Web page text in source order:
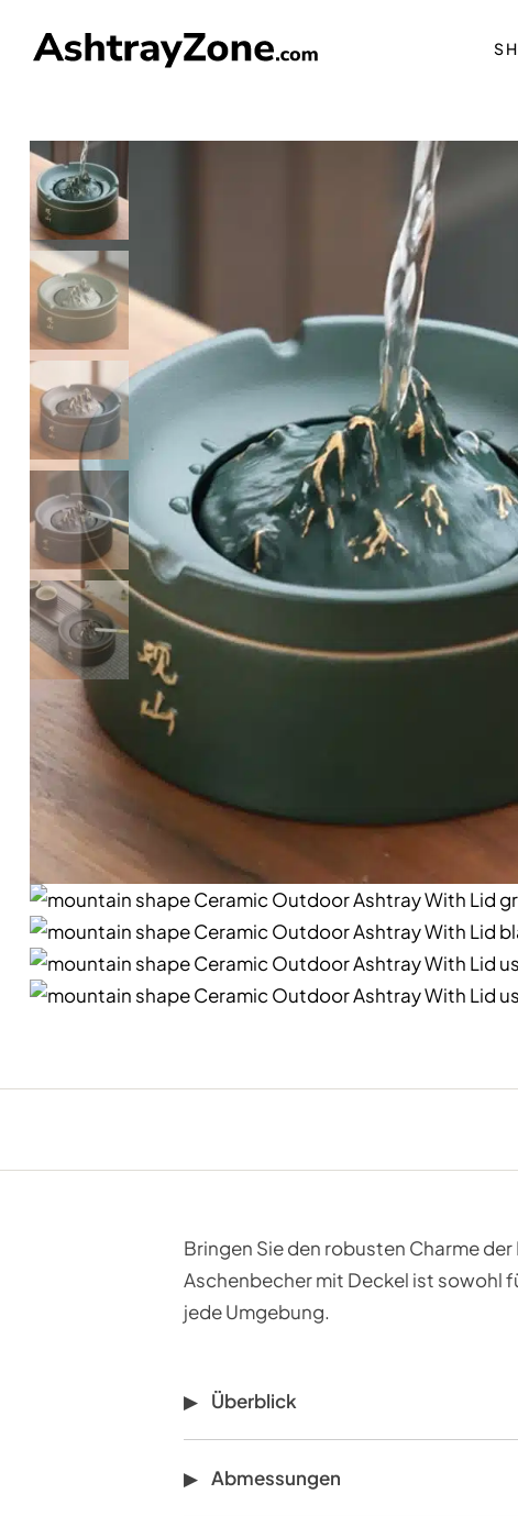
Bringen Sie den robusten Charme
Aschenbecher mit Deckel ist sowohl
jede Umgebung.
Überblick
Abmessungen